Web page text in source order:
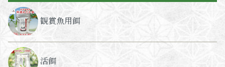
観賞魚用餌
活餌